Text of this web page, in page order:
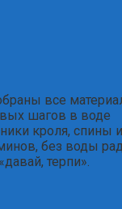
все
шагов в воде
кроля, спины и
без воды
терпи».